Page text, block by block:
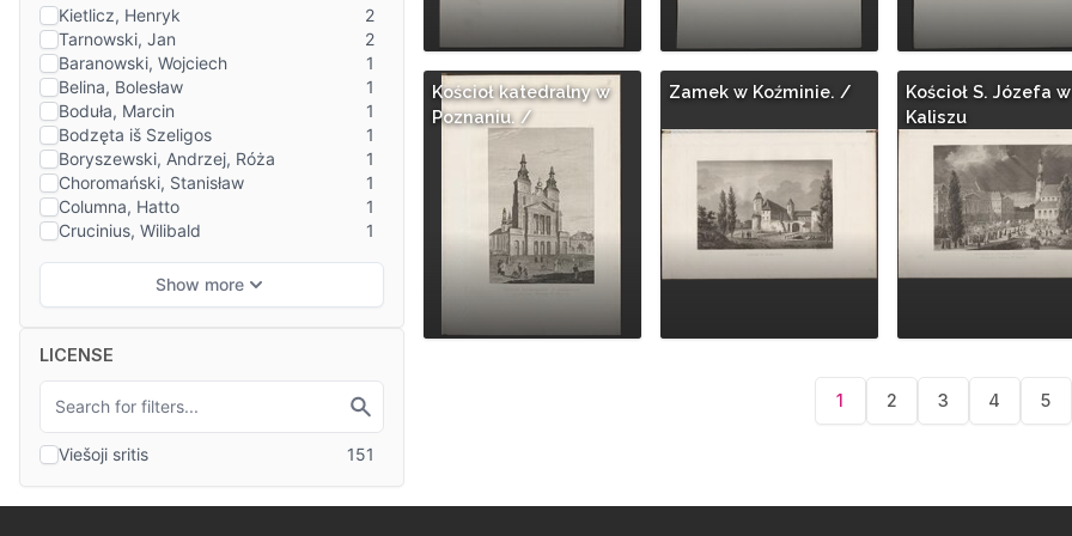
LICENSE
Kościoł katedralny w
Poznaniu. /
Zamek w Koźminie. /
Kościoł S. Józefa w
Kaliszu
Current
1
Page
2
Page
3
Page
4 5